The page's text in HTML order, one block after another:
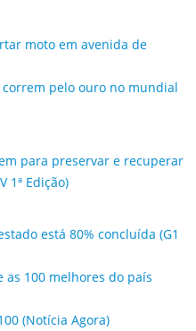
moto em avenida de
correm pelo ouro no mundial
para preservar e recuperar
1ª Edição)
está 80% concluída (G1
as 100 melhores do país
(Notícia Agora)